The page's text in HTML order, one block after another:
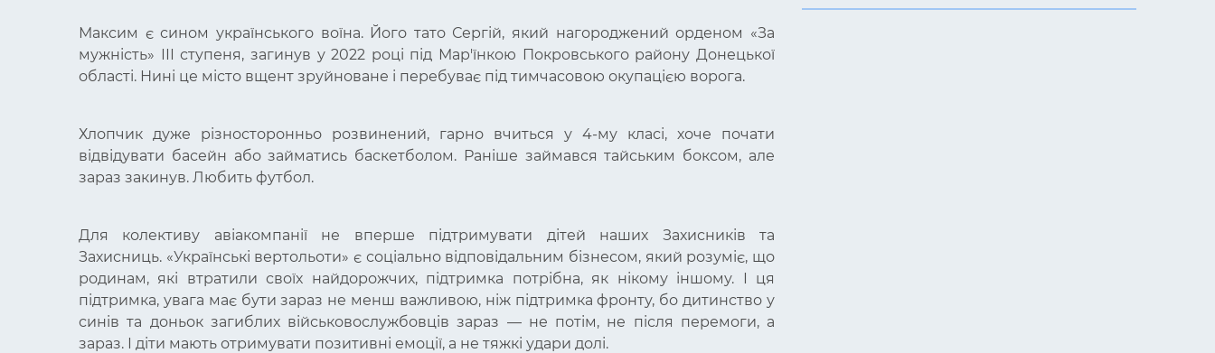
Максим є сином українського воїна. Його тато Сергій, який нагородженийорденом «За
мужність» ІІІ ступеня, загинув у 2022 році під Мар'їнкою Покровського району Донецької
області. Нині це місто вщент зруйноване і перебуває під тимчасовою окупацією ворога.
Хлопчик дуже різносторонньо розвинений, гарно вчиться у 4-му класі, хоче почати
відвідувати басейн або займатись баскетболом. Раніше займався тайським боксом, але
зараз закинув. Любить футбол.
Для колективу авіакомпанії не вперше підтримувати дітей наших Захисників та
Захисниць. «Українські вертольоти» є соціально відповідальним бізнесом, який розуміє, що
родинам, які втратили своїх найдорожчих, підтримка потрібна, як нікому іншому. І ця
підтримка, увага має бути зараз не менш важливою, ніж підтримка фронту, бо дитинство у
синів та доньок загиблих військовослужбовців зараз — не потім, не після перемоги, а
зараз. І діти мають отримувати позитивні емоції, а не тяжкі удари долі.